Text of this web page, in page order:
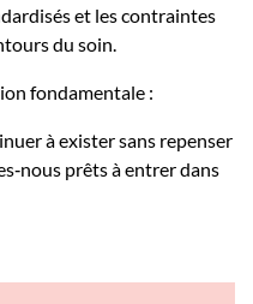
et les contraintes
du soin.
fondamentale :
à exister sans repenser
prêts à entrer dans